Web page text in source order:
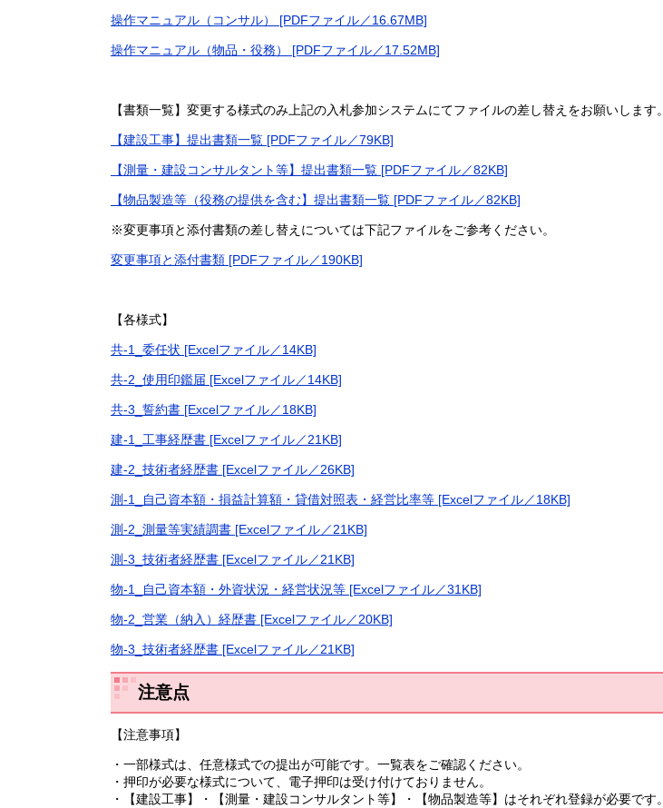
操作マニュアル（コンサル） [PDFファイル／16.67MB]
操作マニュアル（物品・役務） [PDFファイル／17.52MB]
【書類一覧】変更する様式のみ上記の入札参加システムにてファイルの差し替えをお願いします。
【建設工事】提出書類一覧 [PDFファイル／79KB]
【測量・建設コンサルタント等】提出書類一覧 [PDFファイル／82KB]
【物品製造等（役務の提供を含む】提出書類一覧 [PDFファイル／82KB]
※変更事項と添付書類の差し替えについては下記ファイルをご参考ください。
変更事項と添付書類 [PDFファイル／190KB]
【各様式】
共-1_委任状 [Excelファイル／14KB]
共-2_使用印鑑届 [Excelファイル／14KB]
共-3_誓約書 [Excelファイル／18KB]
建-1_工事経歴書 [Excelファイル／21KB]
建-2_技術者経歴書 [Excelファイル／26KB]
測-1_自己資本額・損益計算額・貸借対照表・経営比率等 [Excelファイル／18KB]
測-2_測量等実績調書 [Excelファイル／21KB]
測-3_技術者経歴書 [Excelファイル／21KB]
物-1_自己資本額・外資状況・経営状況等 [Excelファイル／31KB]
物-2_営業（納入）経歴書 [Excelファイル／20KB]
物-3_技術者経歴書 [Excelファイル／21KB]
注意点
【注意事項】
・一部様式は、任意様式での提出が可能です。一覧表をご確認ください。
・押印が必要な様式について、電子押印は受け付けておりません。
・【建設工事】・【測量・建設コンサルタント等】・【物品製造等】はそれぞれ登録が必要です。